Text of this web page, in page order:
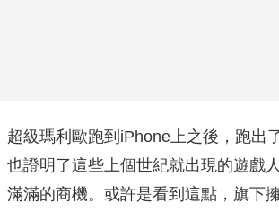
超級瑪利歐跑到iPhone上之後，跑出
也證明了這些上個世紀就出現的遊戲
滿滿的商機。或許是看到這點，旗下